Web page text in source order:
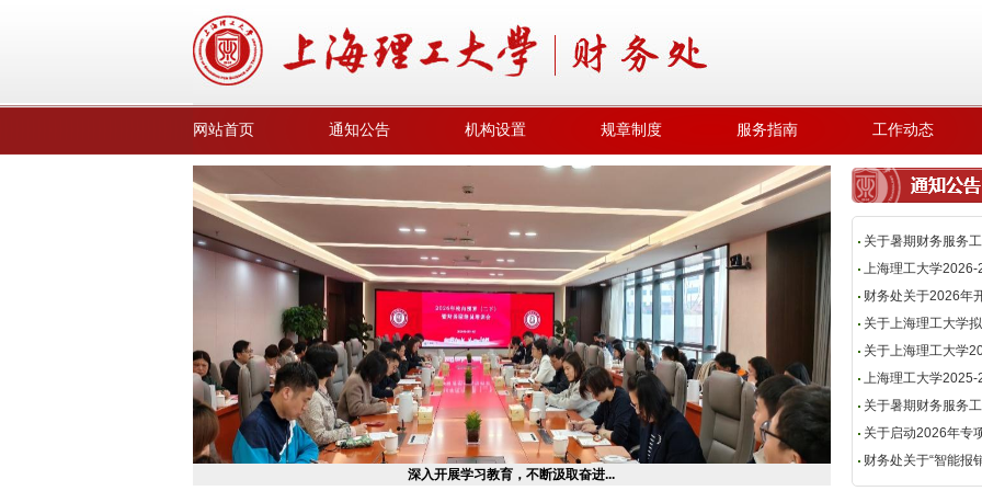
网站首页 通知公告 机构设置 规章制度 服务指南 工作动态
深入开展学习教育，不断汲取奋进...
关于暑期财务服务
上海理工大学2026-
财务处关于2026年
关于上海理工大学
关于上海理工大学
上海理工大学2025-
关于暑期财务服务
关于启动2026年专
财务处关于“智能报